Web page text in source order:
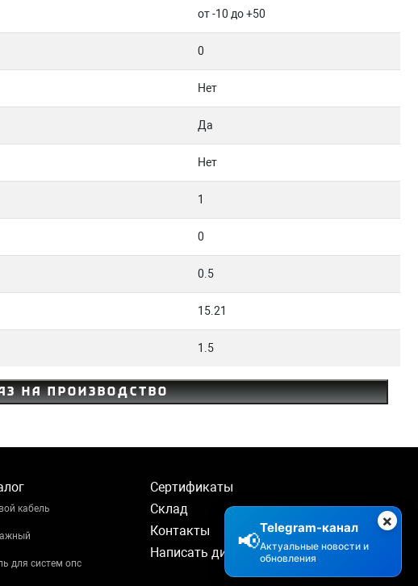
от -10 до +50
0
Нет
Да
Нет
1
0
0.5
15.21
1.5
на производство
кабель
для систем опс
Сертификаты
Склад
Контакты
Написать директору
×
📢
Telegram-канал
Актуальные новости и
обновления